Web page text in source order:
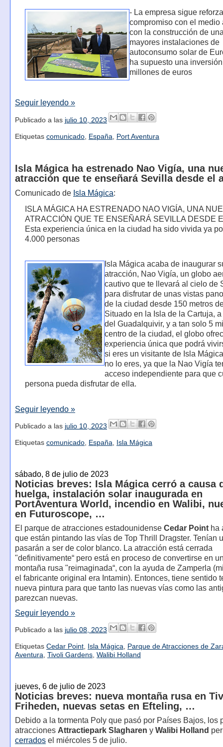
- La empresa sigue
compromiso con el medio
con la construcción de
mayores instalaciones de
autoconsumo solar de
ha supuesto una
millones de euros
Seguir leyendo »
Publicado a las julio 10, 2023
Etiquetas comunicado, España Port Aventura
Isla Mágica ha estrenado Nao Vigía, una
atracción que te enseñará Sevilla desde el
Comunicado de Isla Mágica:
ISLA MÁGICA HA ESTRENADO NAO VIGÍA, UNA
ATRACCIÓN QUE TE ENSEÑARÁ SEVILLA DESDE
Esta experiencia única en la ciudad ha sido vivida ya
4.000 personas
Isla Mágica acaba de inaugurar
atracción, Nao Vigía, un globo
cautivo que te llevará al cielo de
para disfrutar de unas vistas
de la ciudad desde 150 metros
Situado en la Isla de la Cartuja,
del Guadalquivir, y a tan solo 5
centro de la ciudad, el globo
experiencia única que podrá
si eres un visitante de Isla
no lo eres, ya que la Nao Vigía
acceso independiente para que
persona pueda disfrutar de ella.
Seguir leyendo »
Publicado a las julio 10, 2023
Etiquetas comunicado, España, Isla Mágica
sábado, 8 de julio de 2023
Noticias breves: Isla Mágica cerró a causa
huelga, instalación solar inaugurada en
PortAventura World, incendio en Walibi,
en Futuroscope, …
El parque de atracciones estadounidense Cedar Pointha
que están pintando las vías de Top Thrill Dragster. Tenían
pasarán a ser de color blanco. La atracción está cerrada
"definitivamente“ pero está en proceso de convertirse en
montaña rusa "reimaginada“, con la ayuda de Zamperla
el fabricante original era Intamin). Entonces, tiene sentido
nueva pintura para que tanto las nuevas vías como las
parezcan nuevas.
Seguir leyendo »
Publicado a las julio 08, 2023
Etiquetas Cedar Point, Isla Mágica, Parque de Atracciones de
Aventura, Tivoli Gardens, Walibi Holland
jueves, 6 de julio de 2023
Noticias breves: nueva montaña rusa en
Friheden, nuevas setas en Efteling, …
Debido a la tormenta Poly que pasó por Países Bajos, los
atracciones Attractiepark Slagharen y Walibi Holland
cerradosel miércoles 5 de julio.